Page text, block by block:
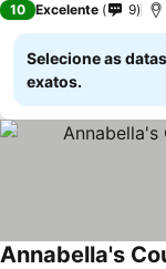
10 Excelente 9
Selecione as
exatos.